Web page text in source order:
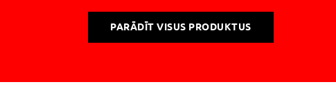
PARĀDĪT VISUS PRODUKTUS